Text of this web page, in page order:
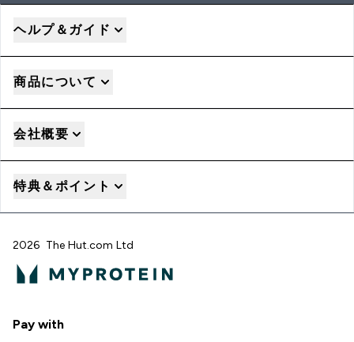
ヘルプ＆ガイド
商品について
会社概要
特典＆ポイント
2026 The Hut.com Ltd
Pay with